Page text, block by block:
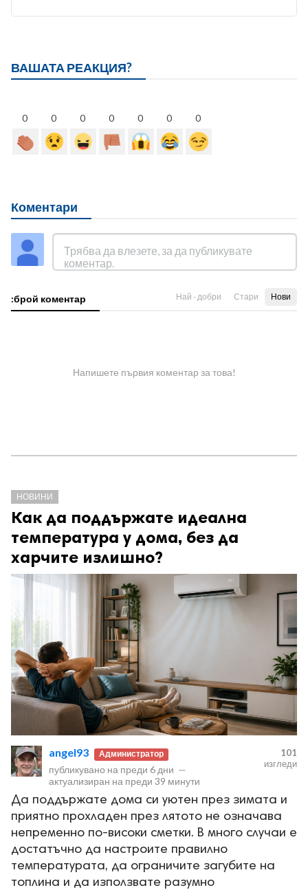
ВАШАТА РЕАКЦИЯ?
0 0 0 0 0 0 0
Коментари
:брой коментар Най - добри Стари Нови
Напишете първия коментар за това!
НОВИНИ
Как да поддържате идеална
температура у дома, без да
харчите излишно?
angel93 Администратор
публикувано на преди 6 дни —
актуализиран на преди 39 минути
101
изгледи
Да поддържате дома си уютен през зимата и
приятно прохладен през лятото не означава
непременно по-високи сметки. В много случаи е
достатъчно да настроите правилно
температурата, да ограничите загубите на
топлина и да използвате разумно